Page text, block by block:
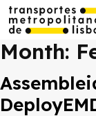
Month: